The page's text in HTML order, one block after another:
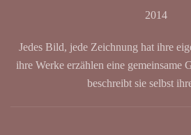
2014
Jedes Bild, jede Zeichnung hat ihre
ihre Werke erzählen eine gemeinsame
beschreibt sie selbst